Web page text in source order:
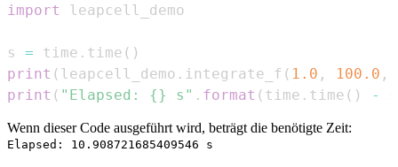
import
s = time . time ( )
print ( leapcell_demo . integrate_f ( 1.0 , 100.0 ,
print ( "Elapsed: {} s" . format ( time . time ( ) -
Wenn dieser Code ausgeführt wird, beträgt die benötigte Zeit:
Elapsed: 10.908721685409546 s